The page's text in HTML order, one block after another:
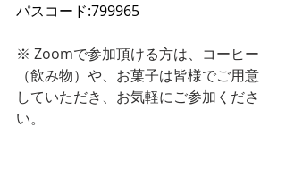
パスコード:799965
※ Zoomで参加頂ける方は、コーヒー
（飲み物）や、お菓子は皆様でご用意
していただき、お気軽にご参加くださ
い。